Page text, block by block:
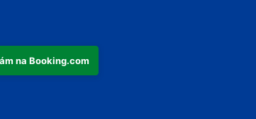
na Booking.com